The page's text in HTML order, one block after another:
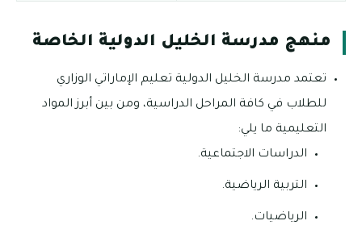
منهج مدرسة الخليل الدولية الخاصة
تعتمد مدرسة الخليل الدولية تعليم الإماراتي الوزاري
للطلاب في كافة المراحل الدراسية، ومن بين أبرز المواد
التعليمية ما يلي:
الدراسات الاجتماعية.
التربية الرياضية.
الرياضيات.